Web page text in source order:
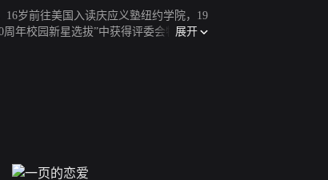
16岁前往美国入读庆应义塾纽约学院，19
年校园新星选拔”中获得评委会特别奖，
定情》，剧中饰演男一号入江直树，为
“年下男”早乙女亮一。9月，富士台秋
聪。2016年，主演日韩合拍电影《风の
展开